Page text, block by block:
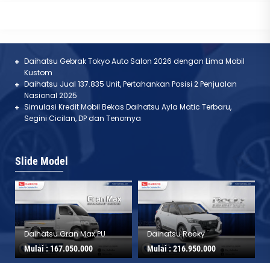
Daihatsu Gebrak Tokyo Auto Salon 2026 dengan Lima Mobil
Kustom
Daihatsu Jual 137.835 Unit, Pertahankan Posisi 2 Penjualan
Nasional 2025
Simulasi Kredit Mobil Bekas Daihatsu Ayla Matic Terbaru,
Segini Cicilan, DP dan Tenornya
Slide Model
Daihatsu Gran Max PU
Mulai :167.050.000
Daihatsu Rocky
Mulai :216.950.000